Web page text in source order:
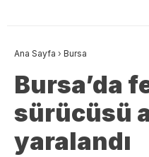
Ana Sayfa › Bursa
Bursa’da
sürücüsü
yaralandı